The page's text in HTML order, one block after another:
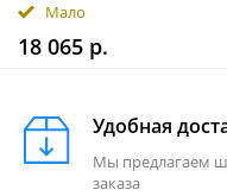
Мало
18 065 р.
Удобная
Мы предлагаем
заказа